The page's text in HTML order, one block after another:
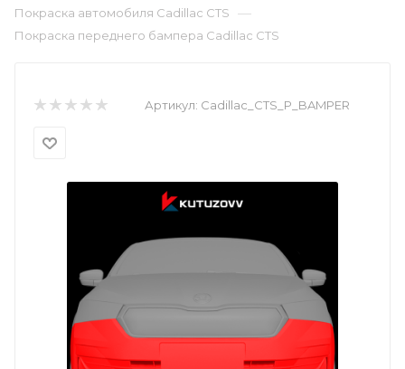
Покраска автомобиля Cadillac CTS —
Покраска переднего бампера Cadillac CTS
Артикул: Cadillac_CTS_P_BAMPER